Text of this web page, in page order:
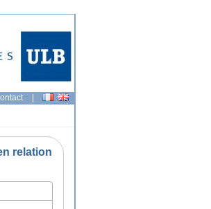
|
relation